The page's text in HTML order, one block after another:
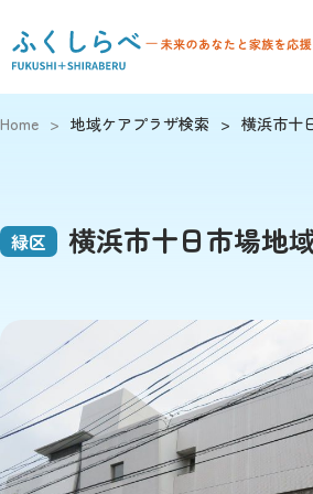
Home > 地域ケアプラザ検索 > 横浜市十
緑区 横浜市十日市場地